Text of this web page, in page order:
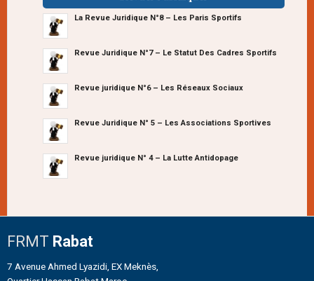
La Revue Juridique N°8 – Les Paris Sportifs
Revue Juridique N°7 – Le Statut Des Cadres Sportifs
Revue juridique N°6 – Les Réseaux Sociaux
Revue Juridique N° 5 – Les Associations Sportives
Revue juridique N° 4 – La Lutte Antidopage
FRMT Rabat
7 Avenue Ahmed Lyazidi, EX Meknès,